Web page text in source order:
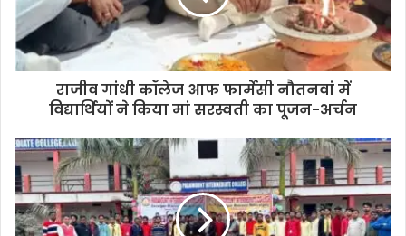
राजीव गांधी कॉलेज आफ फार्मेसी नौतनवां में
विद्यार्थियों ने किया मां सरस्वती का पूजन-अर्चन